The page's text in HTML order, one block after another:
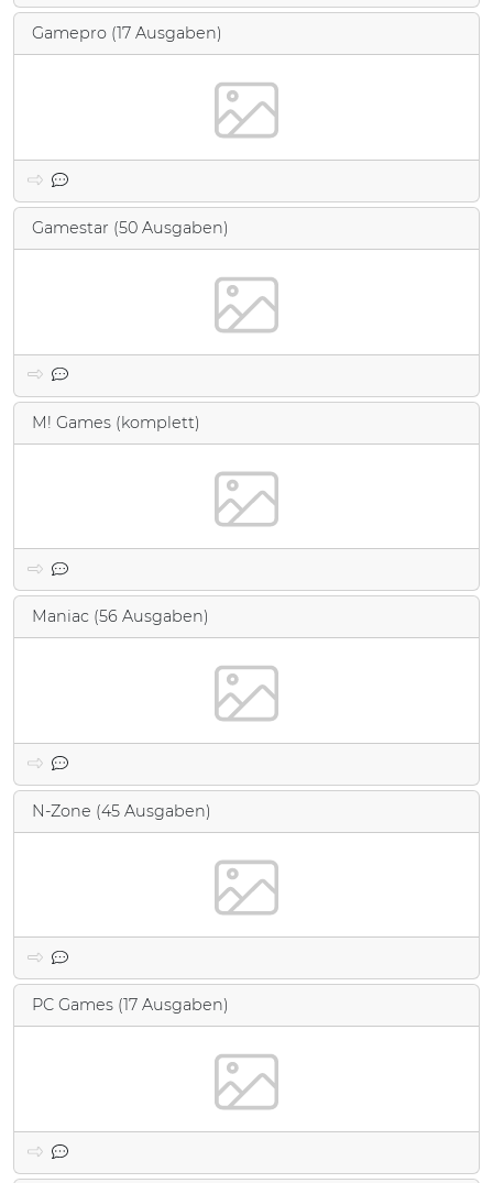
Gamepro (17 Ausgaben)
Gamestar (50 Ausgaben)
M! Games (komplett)
Maniac (56 Ausgaben)
N-Zone (45 Ausgaben)
PC Games (17 Ausgaben)